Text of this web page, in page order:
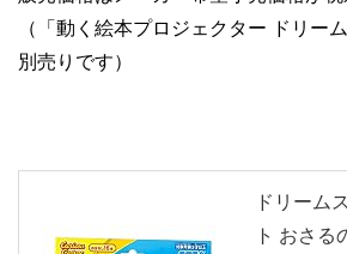
（「動く絵本プロジェクター ドリー
別売りです）
ドリーム
ト おさる